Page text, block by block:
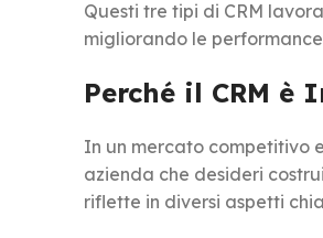
Questi tre tipi di CRM
migliorando le
Perché il CRM è
In un mercato competitivo
azienda che desideri
riflette in diversi aspetti